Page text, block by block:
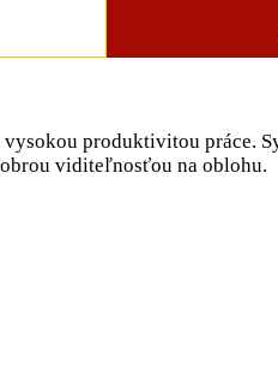
vysokou produktivitou práce.
viditeľnosťou na oblohu.